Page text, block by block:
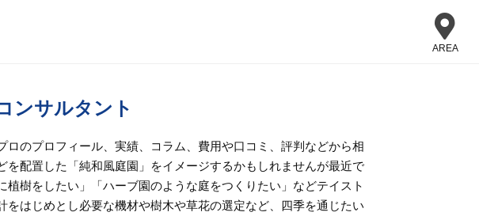
AREA
ンサルタント
のプロフィール、実績、コラム、費用や口コミ、評判などから相
配置した「純和風庭園」をイメージするかもしれませんが最近で
樹をしたい」「ハーブ園のような庭をつくりたい」などテイスト
はじめとし必要な機材や樹木や草花の選定など、四季を通じたい